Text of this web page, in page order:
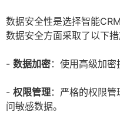
数据安全性是选择智能
数据安全方面采取了以下措
- 数据加密：使用高级加密
- 权限管理：严格的权限
问敏感数据。